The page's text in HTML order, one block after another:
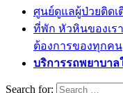
ศูนย์ดูแลผู้ป่วยติด
ที่พัก หัวหินของเร
ต้องการของทุกคน
บริการรถพยาบาล
Search for: